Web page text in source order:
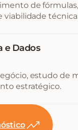
de
viabilidade
e Dados
estudo de
estratégico.